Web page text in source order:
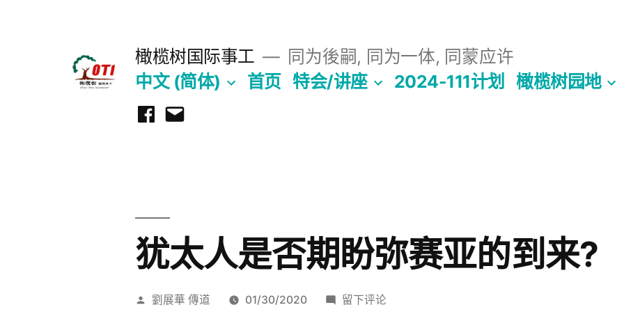
橄榄树国际事工
同为後嗣, 同为一体, 同蒙应许
中文 (简体)
首页 特会/讲座 2024-111计划 橄榄树园地
Facebook
Email
犹太人是否期盼弥赛亚的到来?
发
劉展華 傳道 01/30/2020
于
留下评论